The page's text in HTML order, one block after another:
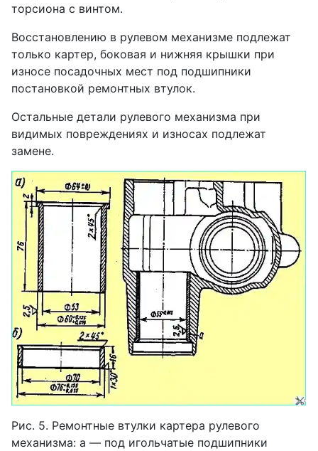
торсиона с винтом.
Восстановлению в рулевом механизме подлежат
только картер, боковая и нижняя крышки при
износе посадочных мест под подшипники
постановкой ремонтных втулок.
Остальные детали рулевого механизма при
видимых повреждениях и износах подлежат
замене.
Рис. 5. Ремонтные втулки картера рулевого
механизма: а — под игольчатые подшипники